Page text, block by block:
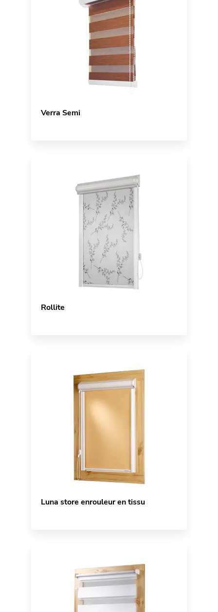
Verra Semi
Rollite
Luna store enrouleur en tissu